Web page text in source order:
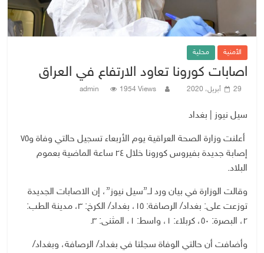
الأمنية محلية
اصابات كورونا تعاود الارتفاع في العراق
29 أبريل، 2020 admin 1954 Views
سيل نيوز | بغداد
أعلنت وزارة الصحة العراقية يوم الأربعاء تسجيل حالتي وفاة و٧٥
إصابة جديدة بفيروس كورونا خلال ٢٤ ساعة الماضية بعموم
البلاد.
وقالت الوزارة في بيان ورد لــ”سيل نيوز”، إن الاصابات الجديدة
توزعت على: بغداد/ الرصافة: ١٥، بغداد/ الكرخ: ٣، مدينة الطب:
٢، البصرة: ٥٠، كربلاء: ١، واسط: ١، المثنى: ٣.
وأضافت أن حالتي الوفاة سجلتا في بغداد/ الرصافة، وبغداد/